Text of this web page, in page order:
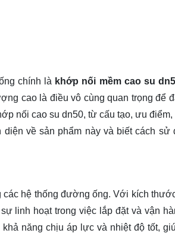
chính là khớp nối mềm cao su
cao là điều vô cùng quan trọng để
nối cao su dn50, từ cấu tạo, ưu
về sản phẩm này và biết cách sử
hệ thống đường ống. Với kích
linh hoạt trong việc lắp đặt và vận
năng chịu áp lực và nhiệt độ tốt,